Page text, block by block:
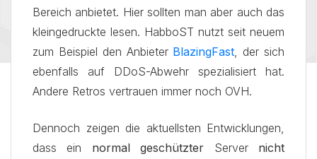
Bereich anbietet. Hier sollten man aber auch das
kleingedruckte lesen. HabboST nutzt seit neuem
zum Beispiel den Anbieter BlazingFast, der sich
ebenfalls auf DDoS-Abwehr spezialisiert hat.
Andere Retros vertrauen immer noch OVH.
Dennoch zeigen die aktuellsten Entwicklungen,
dass ein normal geschützter Server nicht